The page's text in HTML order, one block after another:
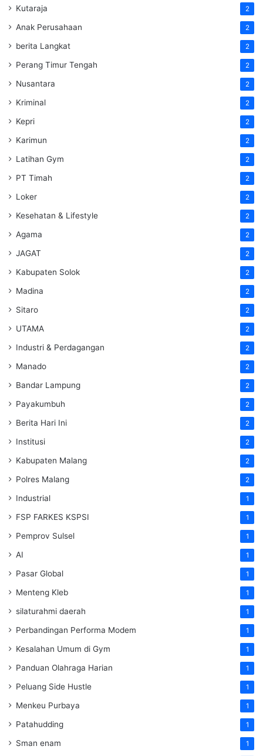
Kutaraja 2
Anak Perusahaan 2
berita Langkat 2
Perang Timur Tengah 2
Nusantara 2
Kriminal 2
Kepri 2
Karimun 2
Latihan Gym 2
PT Timah 2
Loker 2
Kesehatan & Lifestyle 2
Agama 2
JAGAT 2
Kabupaten Solok 2
Madina 2
Sitaro 2
UTAMA 2
Industri & Perdagangan 2
Manado 2
Bandar Lampung 2
Payakumbuh 2
Berita Hari Ini 2
Institusi 2
Kabupaten Malang 2
Polres Malang 2
Industrial 1
FSP FARKES KSPSI 1
Pemprov Sulsel 1
AI 1
Pasar Global 1
Menteng Kleb 1
silaturahmi daerah 1
Perbandingan Performa Modem 1
Kesalahan Umum di Gym 1
Panduan Olahraga Harian 1
Peluang Side Hustle 1
Menkeu Purbaya 1
Patahudding 1
Sman enam 1